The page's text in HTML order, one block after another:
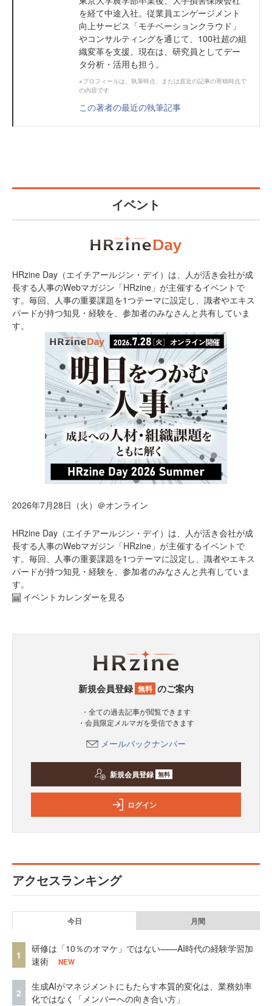
を経て中途入社。従業員エンゲージメント
向上サービス「モチベーションクラウド」
やコンサルティングを通じて、100社超の組
織変革を支援。現在は、研究員としてデー
タ分析・活用も担う。
※プロフィールは、執筆時点、または直近の記事の寄稿時点で
の内容です
この著者の最近の執筆記事
イベント
HRzine Day（エイチアールジン・デイ）は、人が活き会社が成
長する人事のWebマガジン「HRzine」が主催するイベントで
す。毎回、人事の重要課題を1つテーマに設定し、識者やエキス
パードが持つ知見・経験を、参加者のみなさんと共有していま
す。
2026年7月28日（火）＠オンライン
HRzine Day（エイチアールジン・デイ）は、人が活き会社が成
長する人事のWebマガジン「HRzine」が主催するイベントで
す。毎回、人事の重要課題を1つテーマに設定し、識者やエキス
パードが持つ知見・経験を、参加者のみなさんと共有していま
す。
イベントカレンダーを見る
新規会員登録 無料 のご案内
・全ての過去記事が閲覧できます
・会員限定メルマガを受信できます
メールバックナンバー
新規会員登録 無料
ログイン
アクセスランキング
今日 月間
1
研修は「10％のオマケ」ではない——AI時代の経験学習加
速術
NEW
2
生成AIがマネジメントにもたらす本質的変化は、業務効率
化ではなく「メンバーへの向き合い方」